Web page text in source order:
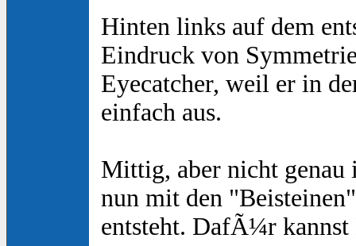
Hinten links auf dem
Eindruck von
Eyecatcher, weil er in
einfach aus.
Mittig, aber nicht genau
nun mit den
entsteht. DafÃ¼r kannst